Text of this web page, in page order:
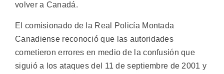
volver a Canadá.
El comisionado de la Real Policía Montada
Canadiense reconoció que las autoridades
cometieron errores en medio de la confusión que
siguió a los ataques del 11 de septiembre de 2001 y